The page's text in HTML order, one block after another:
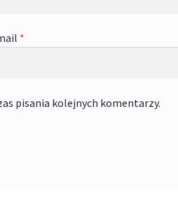
*
pisania kolejnych komentarzy.